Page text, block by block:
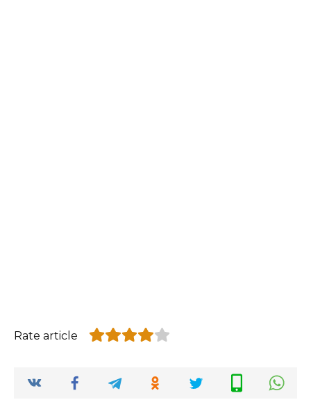
Rate article